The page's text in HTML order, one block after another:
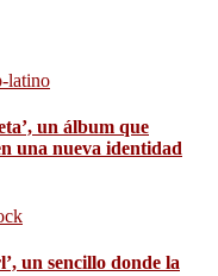
un álbum que
una nueva identidad
un sencillo donde la